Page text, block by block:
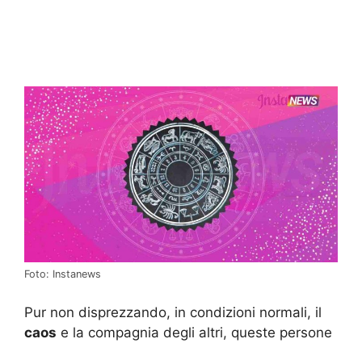
Foto: Instanews
Pur non disprezzando, in condizioni normali, il
caos e la compagnia degli altri, queste persone